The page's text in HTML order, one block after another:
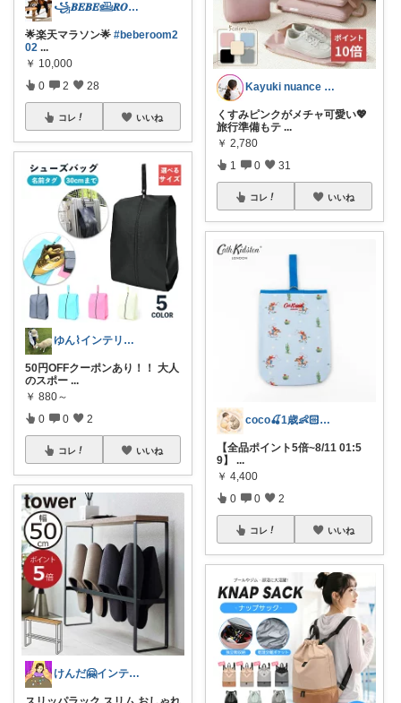
꧁𝑩𝑬𝑩𝑬𓊝𝑹𝑶𝑶𝑴꧂
🌟楽天マラソン🌟 #beberoom2
02 ...
￥ 10,000
0 2 28
コレ いいね
ゆん⌇インテリアと生活雑貨がメイン🧸
50円OFFクーポンあり！！ 大人
のスポー ...
￥ 880～
0 0 2
コレ いいね
けんだ🤗インテリア多め
Kayuki nuance closet
くすみピンクがメチャ可愛い💖
旅行準備もテ ...
￥ 2,780
1 0 31
コレ いいね
coco🍒1歳👶🏻5歳🐈
【全品ポイント5倍~8/11 01:5
9】
...
￥ 4,400
0 0 2
コレ いいね